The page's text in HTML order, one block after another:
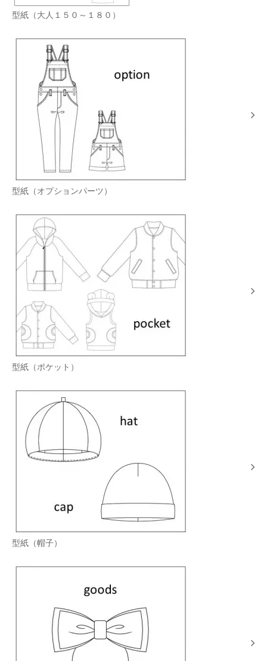
型紙（大人１５０～１８０）
型紙（オプションパーツ）
型紙（ポケット）
型紙（帽子）